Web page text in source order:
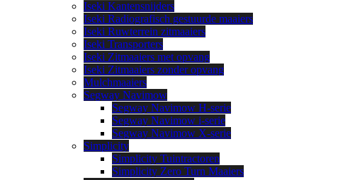
Iseki Kantensnijders
Iseki Radiografisch gestuurde maaiers
Iseki Ruwterrein zitmaaiers
Iseki Transporters
Iseki Zitmaaiers met opvang
Iseki Zitmaaiers zonder opvang
Mulchmaaiers
Segway Navimow
Segway Navimow H-serie
Segway Navimow i-serie
Segway Navimow X-serie
Simplicity
Simplicity Tuintractoren
Simplicity Zero Turn Maaiers